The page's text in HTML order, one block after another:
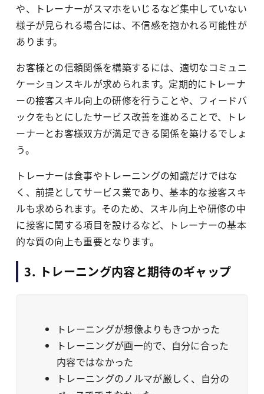
や、トレーナーがスマホをいじるなど集中していない
様子が見られる場合には、不信感を抱かれる可能性が
あります。
お客様との信頼関係を構築するには、適切なコミュニ
ケーションスキルが求められます。定期的にトレーナ
ーの接客スキル向上の研修を行うことや、フィードバ
ックをもとにしたサービス改善を進めることで、トレ
ーナーとお客様双方が満足できる関係を築けるでしょ
う。
トレーナーは食事やトレーニングの知識だけではな
く、前提としてサービス業であり、基本的な接客スキ
ルも求められます。そのため、スキル向上や研修の中
に接客に関する項目を設けるなど、トレーナーの基本
的な質の向上も重要となります。
3. トレーニング内容と期待のギャップ
トレーニングが想像よりもきつかった
トレーニングが画一的で、自分に合った
内容ではなかった
トレーニングのノルマが厳しく、自分の